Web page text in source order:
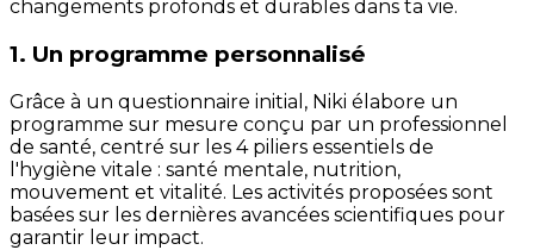
changements profonds et durables dans ta vie.
1. Un programme personnalisé
Grâce à un questionnaire initial, Niki élabore un
programme sur mesure conçu par un professionnel
de santé, centré sur les 4 piliers essentiels de
l'hygiène vitale : santé mentale, nutrition,
mouvement et vitalité. Les activités proposées sont
basées sur les dernières avancées scientifiques pour
garantir leur impact.